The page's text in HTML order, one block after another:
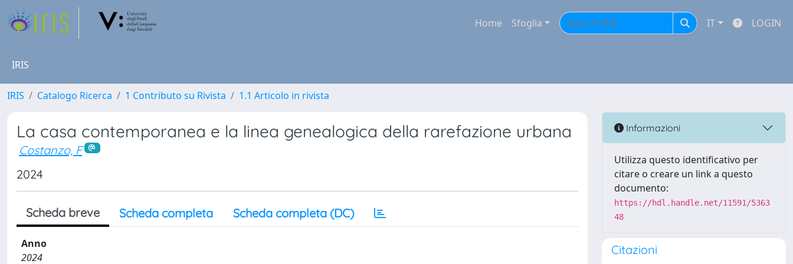
Home Sfoglia IT LOGIN
IRIS
IRIS Catalogo Ricerca 1 Contributo su Rivista 1.1 Articolo in rivista
La casa contemporanea e la linea genealogica della rarefazione urbana
Costanzo, F
2024
Scheda breve Scheda completa Scheda completa (DC)
Anno
2024
Informazioni
Utilizza questo identificativo per
citare o creare un link a questo
documento:
https://hdl.handle.net/11591/5363
48
Citazioni